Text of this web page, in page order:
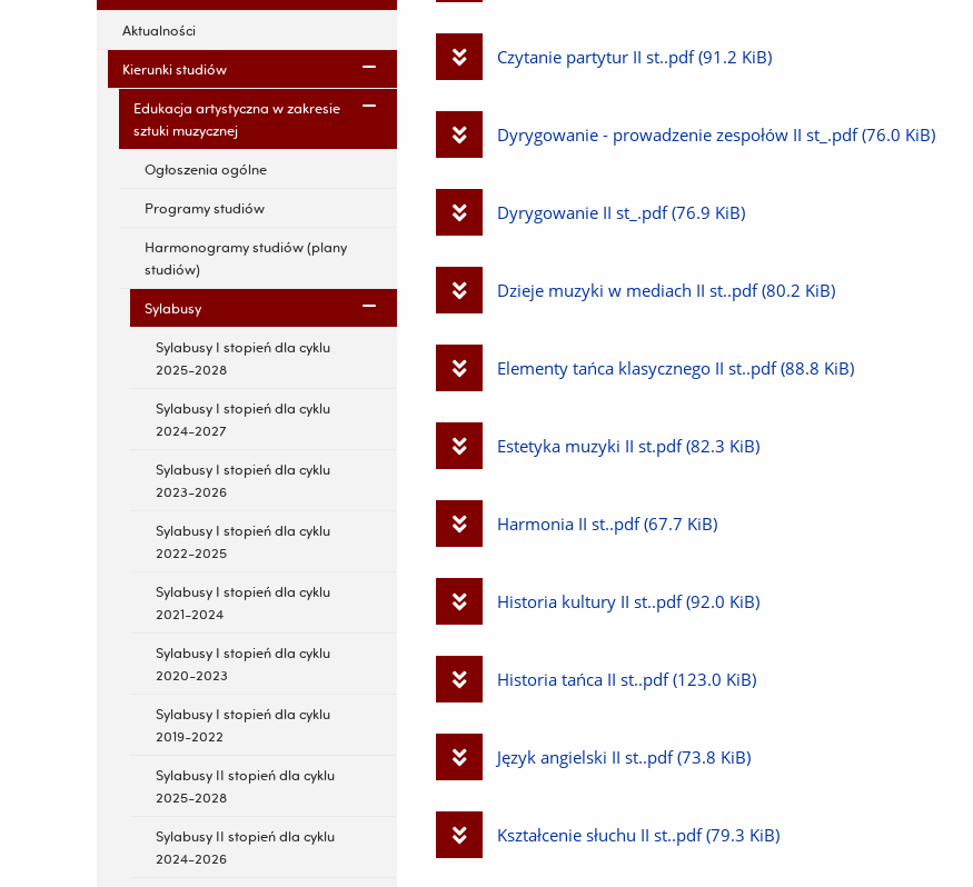
Aktualności
Kierunki studiów
Edukacja artystyczna w zakresie
sztuki muzycznej
Ogłoszenia ogólne
Programy studiów
Harmonogramy studiów (plany
studiów)
Sylabusy
Sylabusy I stopień dla cyklu
2025-2028
Sylabusy I stopień dla cyklu
2024-2027
Sylabusy I stopień dla cyklu
2023-2026
Sylabusy I stopień dla cyklu
2022-2025
Sylabusy I stopień dla cyklu
2021-2024
Sylabusy I stopień dla cyklu
2020-2023
Sylabusy I stopień dla cyklu
2019-2022
Sylabusy II stopień dla cyklu
2025-2028
Sylabusy II stopień dla cyklu
2024-2026
Pobierz
Czytanie partytur II st..pdf (91.2 KiB)
Pobierz
Dyrygowanie - prowadzenie zespołów II st_.pdf (76.0 KiB)
Pobierz
Dyrygowanie II st_.pdf (76.9 KiB)
Pobierz
Dzieje muzyki w mediach II st..pdf (80.2 KiB)
Pobierz
Elementy tańca klasycznego II st..pdf (88.8 KiB)
Pobierz
Estetyka muzyki II st.pdf (82.3 KiB)
Pobierz
Harmonia II st..pdf (67.7 KiB)
Pobierz
Historia kultury II st..pdf (92.0 KiB)
Pobierz
Historia tańca II st..pdf (123.0 KiB)
Pobierz
Język angielski II st..pdf (73.8 KiB)
Pobierz
Kształcenie słuchu II st..pdf (79.3 KiB)